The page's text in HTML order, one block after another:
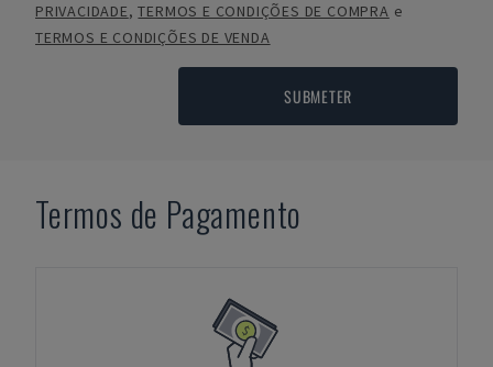
PRIVACIDADE,TERMOS E CONDIÇÕES DE COMPRA e
TERMOS E CONDIÇÕES DE VENDA
SUBMETER
Termos de Pagamento